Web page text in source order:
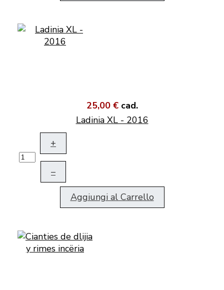
25,00 € cad.
Ladinia XL - 2016
+
–
Aggiungi al Carrello